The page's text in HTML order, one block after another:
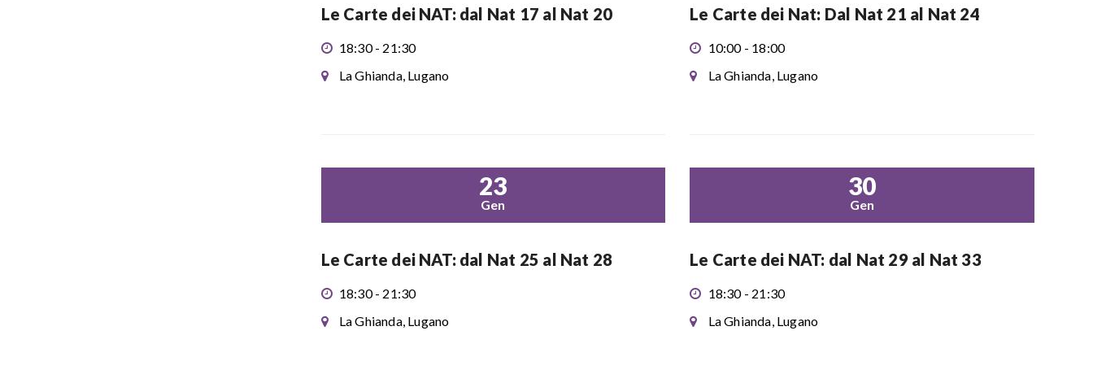
Le Carte dei NAT: dal Nat 17 al Nat 20
18:30 - 21:30
La Ghianda, Lugano
Le Carte dei Nat: Dal Nat 21 al Nat 24
10:00 - 18:00
La Ghianda, Lugano
23
Gen
Le Carte dei NAT: dal Nat 25 al Nat 28
18:30 - 21:30
La Ghianda, Lugano
30
Gen
Le Carte dei NAT: dal Nat 29 al Nat 33
18:30 - 21:30
La Ghianda, Lugano